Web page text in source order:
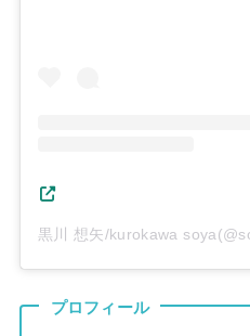
プロフィール